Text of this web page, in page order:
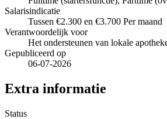
Salarisindicatie
Tussen €2.300 en €3.700 Per maand
Verantwoordelijk voor
Het ondersteunen van lokale
Gepubliceerd op
06-07-2026
Extra informatie
Status